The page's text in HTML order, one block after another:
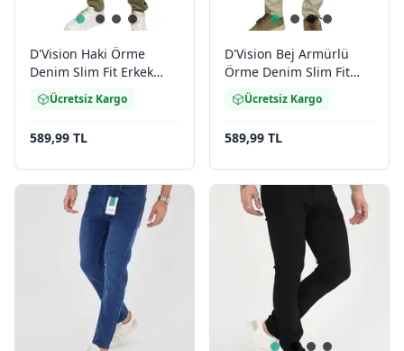
D'Vision Haki Örme
Denim Slim Fit Erkek
Jean M-5116
Ücretsiz Kargo
589,99 TL
D'Vision Bej Armürlü
Örme Denim Slim Fit
Erkek Jean M5116
Ücretsiz Kargo
589,99 TL